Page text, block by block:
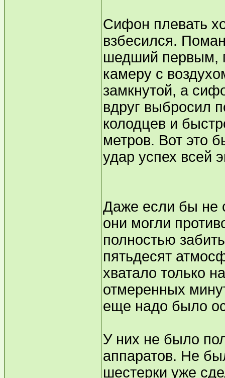
Сифон плевать
взбесился.
шедший первым,
камеру с
замкнутой, а
вдруг выбросил
колодцев и
метров. Вот это
удар успех всей
Даже если бы не
они могли
полностью
пятьдесят
хватало только
отмеренных
еще надо было
У них не было
аппаратов. Не
шестерки уже